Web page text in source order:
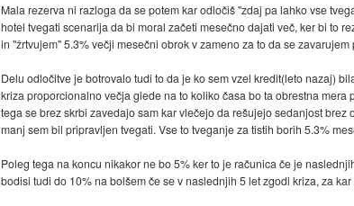
Mala rezerva ni razloga da se potem kar odločiš "zdaj pa lahko vse
hotel tvegati scenarija da bi moral začeti mesečno dajati več, ker bi to
in "žrtvujem" 5.3% večji mesečni obrok v zameno za to da se zavarujem
Delu odločitve je botrovalo tudi to da je ko sem vzel kredit(leto nazaj)
kriza proporcionalno večja glede na to koliko časa bo ta obrestna
tega se brez skrbi zavedajo sam kar vlečejo da rešujejo sedanjost
manj sem bil pripravljen tvegati. Vse to tveganje za tistih borih 5.3%
Poleg tega na koncu nikakor ne bo 5% ker to je računica če je
bodisi tudi do 10% na bolšem če se v naslednjih 5 let zgodi kriza, za